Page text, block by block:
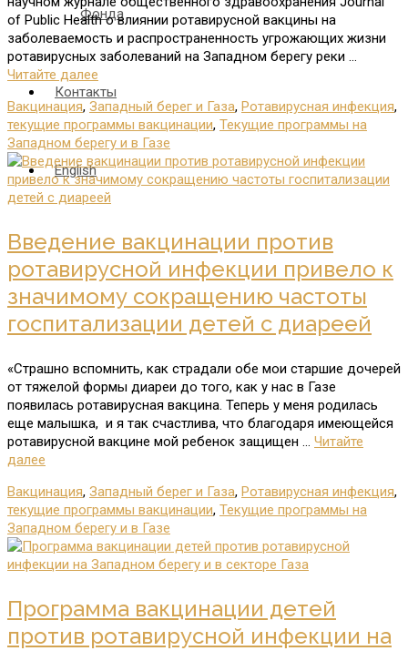
Фонда
Контакты
English
of Public Health о влиянии ротавирусной вакцины на
заболеваемость и распространенность угрожающих жизни
ротавирусных заболеваний на Западном берегу реки …
Читайте далее
Вакцинация, Западный берег и Газа, Ротавирусная инфекция,
текущие программы вакцинации, Текущие программы на
Западном берегу и в Газе
Введение вакцинации против
ротавирусной инфекции привело к
значимому сокращению частоты
госпитализации детей с диареей
«Страшно вспомнить, как страдали обе мои старшие дочерей
от тяжелой формы диареи до того, как у нас в Газе
появилась ротавирусная вакцина. Теперь у меня родилась
еще малышка, и я так счастлива, что благодаря имеющейся
ротавирусной вакцине мой ребенок защищен … Читайте
далее
Вакцинация, Западный берег и Газа, Ротавирусная инфекция,
текущие программы вакцинации, Текущие программы на
Западном берегу и в Газе
Программа вакцинации детей
против ротавирусной инфекции на